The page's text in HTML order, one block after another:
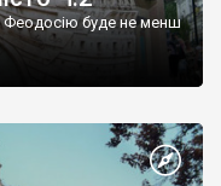
Феодосію буде не менш